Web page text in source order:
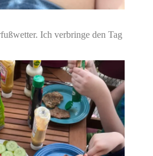
Ich verbringe den Tag